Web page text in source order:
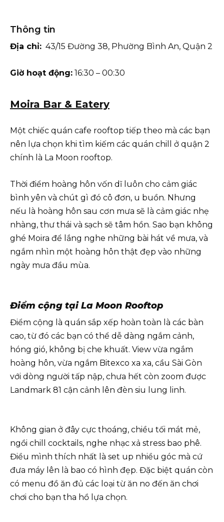
Thông tin
Địa chỉ: 43/15 Đường 38, Phường Bình An, Quận 2
Giờ hoạt động: 16:30 – 00:30
Moira Bar & Eatery
Một chiếc quán cafe rooftop tiếp theo mà các bạn
nên lựa chọn khi tìm kiếm các quán chill ở quận 2
chính là La Moon rooftop.
Thời điểm hoàng hôn vốn dĩ luôn cho cảm giác
bình yên và chút gì đó cô đơn, u buồn. Nhưng
nếu là hoàng hôn sau cơn mưa sẽ là cảm giác nhẹ
nhàng, thư thái và sạch sẽ tâm hồn. Sao bạn không
ghé Moira để lắng nghe những bài hát về mưa, và
ngắm nhìn một hoàng hôn thật đẹp vào những
ngày mưa đầu mùa.
Điểm cộng tại La Moon Rooftop
Điểm cộng là quán sắp xếp hoàn toàn là các bàn
cao, từ đó các bạn có thể dễ dàng ngắm cảnh,
hóng gió, không bị che khuất. View vừa ngắm
hoàng hôn, vừa ngắm Bitexco xa xa, cầu Sài Gòn
với dòng người tấp nập, chưa hết còn zoom được
Landmark 81 cận cảnh lên đèn siu lung linh.
Không gian ở đây cực thoáng, chiều tối mát mẻ,
ngồi chill cocktails, nghe nhạc xả stress bao phê.
Điều mình thích nhất là set up nhiều góc mà cứ
đưa máy lên là bao có hình đẹp. Đặc biệt quán còn
có menu đồ ăn đủ các loại từ ăn no đến ăn chơi
chơi cho bạn tha hồ lựa chọn.